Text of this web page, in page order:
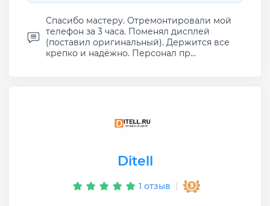
Спасибо мастеру. Отремонтировали мой
телефон за 3 часа. Поменял дисплей
(поставил оригинальный). Держится все
крепко и надёжно. Персонал пр...
Ditell
1 отзыв